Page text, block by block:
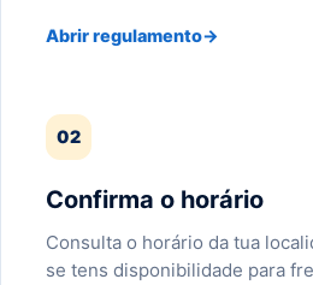
Abrir regulamento→
02
Confirma o horário
Consulta o horário da tua
se tens disponibilidade para